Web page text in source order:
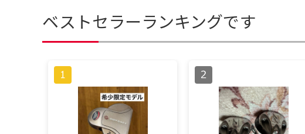
ベストセラーランキングです